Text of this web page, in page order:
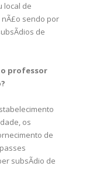
local de
sendo por
de
o professor
os
de
subsÃ­dio de